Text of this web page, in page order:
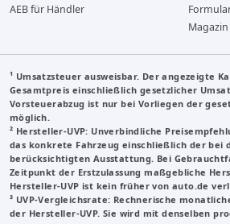
AEB für Händler
Magazin
¹ Umsatzsteuer ausweisbar. Der angezeigte
Gesamtpreis einschließlich gesetzlicher
Vorsteuerabzug ist nur bei Vorliegen der
möglich.
² Hersteller-UVP: Unverbindliche
das konkrete Fahrzeug einschließlich der bei
berücksichtigten Ausstattung. Bei
Zeitpunkt der Erstzulassung maßgebliche
Hersteller-UVP ist kein früher von auto.de
³ UVP-Vergleichsrate: Rechnerische
der Hersteller-UVP. Sie wird mit denselben